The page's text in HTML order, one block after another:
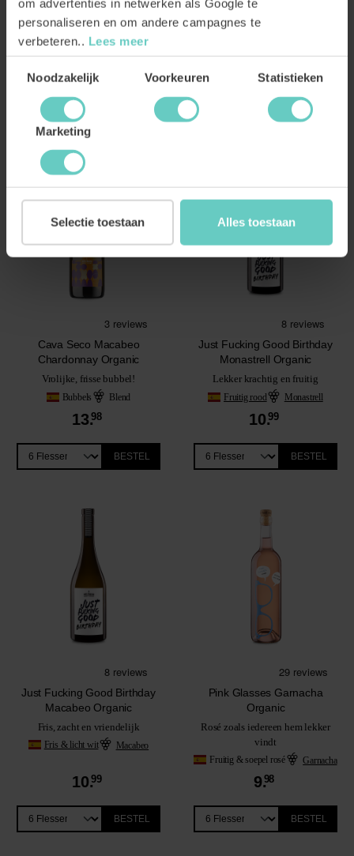
om advertenties in netwerken als Google te
personaliseren en om andere campagnes te
verbeteren.. Lees meer
Toestemmingsselectie
Noodzakelijk Voorkeuren Statistieken
Marketing
Alles toestaan
Selectie toestaan
Monastrell Organic
Lekker krachtig en fruitig
Monastrell
10.
Macabeo Organic
Fris, zacht en vriendelijk
10.
BESTEL
Cava Seco Macabeo
Chardonnay Organic
Vrolijke, frisse bubbel!
Bubbels Blend
13.98
BESTEL
Just Fucking Good Birthday
Monastrell Organic
Lekker krachtig en fruitig
Fruitig rood Monastrell
10.99
BESTEL
Just Fucking Good Birthday
Macabeo Organic
Fris, zacht en vriendelijk
Fris & licht wit Macabeo
10.99
BESTEL
Pink Glasses Garnacha
Organic
Rosé zoals iedereen hem lekker
vindt
Fruitig & soepel rosé Garnacha
9.98
BESTEL